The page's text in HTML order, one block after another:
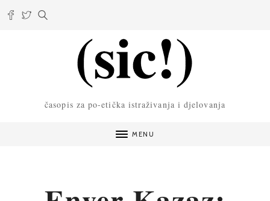
časopis za po-etička istraživanja i djelovanja
MENU